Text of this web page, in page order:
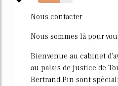
63%
Nous contacter
Nous sommes là pour
Bienvenue au cabinet
au palais de justice de
Bertrand Pin sont